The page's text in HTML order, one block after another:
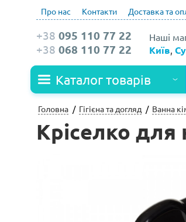
Про нас Контакти Доставка та
Наші
Київ
+38 095 110 77 22
+38 068 110 77 22
Каталог товарів
Головна Гігієна та догляд Ванна
Кріселко для